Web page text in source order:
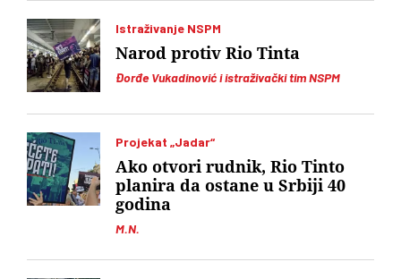
Istraživanje NSPM
Đorđe Vukadinović i istraživački tim NSPM
Narod protiv Rio Tinta
Projekat „Jadar“
M.N.
Ako otvori rudnik, Rio Tinto
planira da ostane u Srbiji 40
godina